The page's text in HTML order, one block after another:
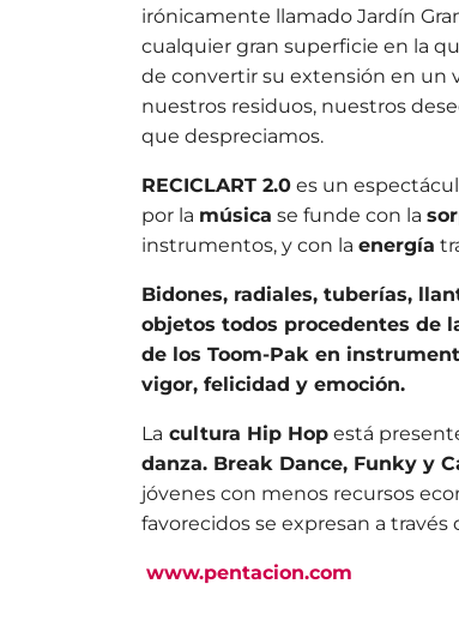
irónicamente llamado Jardín
cualquier gran superficie en la
de convertir su extensión en un
nuestros residuos, nuestros
que despreciamos.
RECICLART 2.0 es un
por la música se funde con la
instrumentos, y con la energía
Bidones, radiales, tuberías,
objetos todos procedentes de
de los Toom-Pak en
vigor, felicidad y emoción.
La cultura Hip Hop está
danza. Break Dance, Funky y
jóvenes con menos recursos
favorecidos se expresan a través
www.pentacion.com